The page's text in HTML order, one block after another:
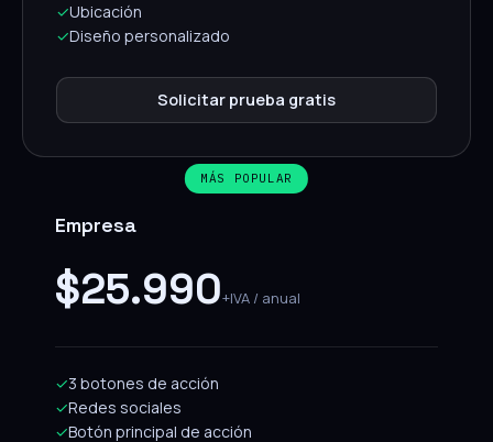
✓Ubicación
✓Diseño personalizado
Solicitar prueba gratis
MÁS POPULAR
Empresa
$25.990+IVA / anual
✓3 botones de acción
✓Redes sociales
✓Botón principal de acción